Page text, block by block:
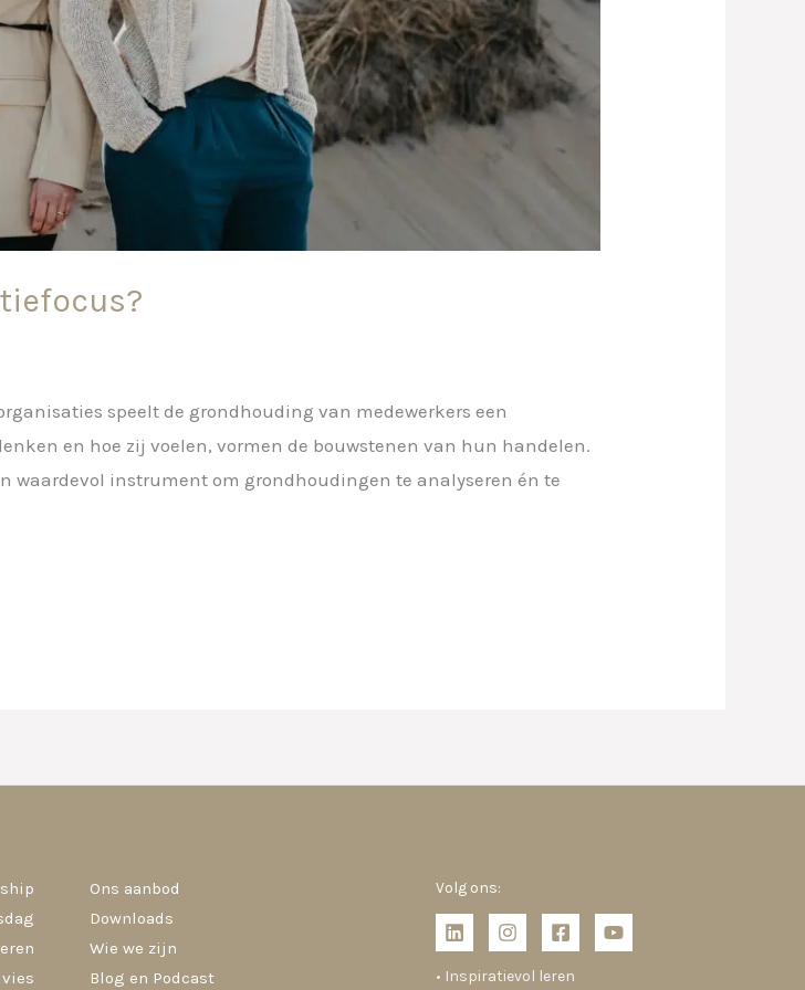
speelt de grondhouding van medewerkers een
en hoe zij voelen, vormen de bouwstenen van hun handelen.
waardevol instrument om grondhoudingen te analyseren én te
Ons aanbod
Downloads
Wie we zijn
Blog en Podcast
Volg ons:
• Inspiratievol leren